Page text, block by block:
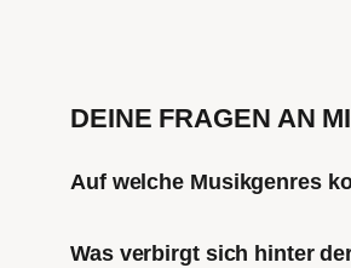
DEINE FRAGEN AN
Auf welche Musikgenres
Was verbirgt sich hinter